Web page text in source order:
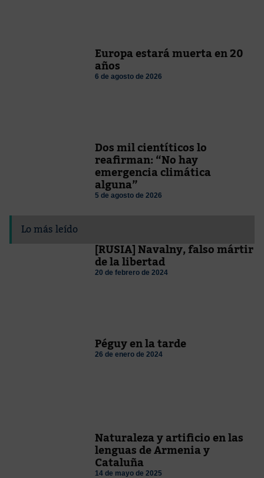
Europa estará muerta en 20
años
6 de agosto de 2026
Dos mil cientíticos lo
reafirman: “No hay
emergencia climática
alguna”
5 de agosto de 2026
Lo más leído
[RUSIA] Navalny, falso mártir
de la libertad
20 de febrero de 2024
Péguy en la tarde
26 de enero de 2024
Naturaleza y artificio en las
lenguas de Armenia y
Cataluña
14 de mayo de 2025